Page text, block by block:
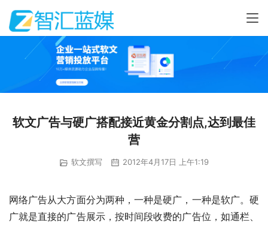
软文广告与硬广搭配接近黄金分割点,达到最佳
营
软文撰写 2012年4月17日 上午1:19
网络广告从大方面分为两种，一种是硬广，一种是软广。硬
广就是直接的广告展示，按时间段收费的广告位，如通栏、